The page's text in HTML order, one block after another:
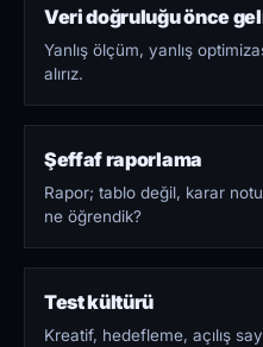
Veri doğruluğu önce
Yanlış ölçüm, yanlış
alırız.
Şeffaf raporlama
Rapor; tablo değil, karar
ne öğrendik?
Test kültürü
Kreatif, hedefleme, açılış